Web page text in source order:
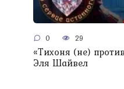
0 29
«Тихоня (не)
Эля Шайвел